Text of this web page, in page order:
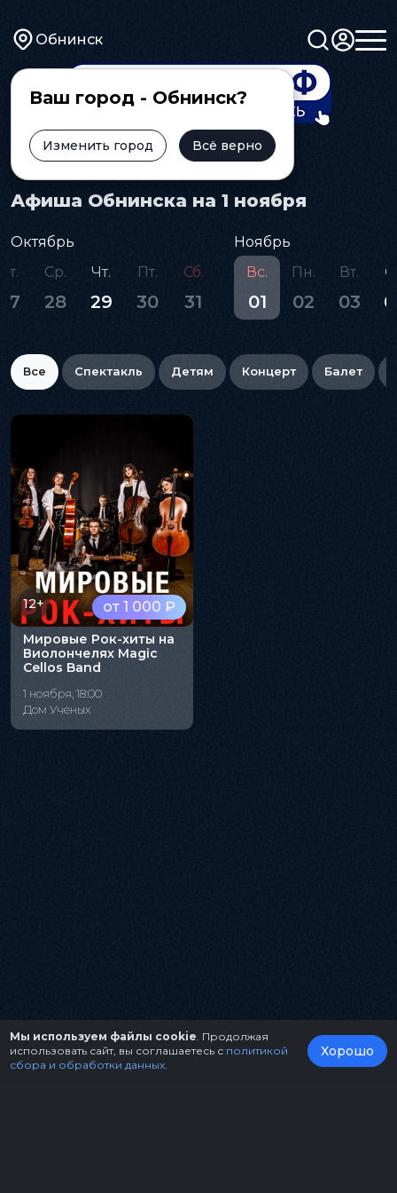
Обнинск
Ваш город - Обнинск?
Изменить город Всё верно
Главная Афиша
Афиша Обнинска на 1 ноября
Октябрь
Вт.
Ср.
28
Чт.
29
Пт.
30
Сб.
31
Ноябрь
Вс.
01
Пн.
02
Вт.
03
Все Спектакль Детям Концерт Балет
от 1 000 ₽
12+
Мировые Рок-хиты на
Виолончелях Magic
Cellos Band
1 ноября, 18:00
Дом Ученых
Мы используем файлы cookie . Продолжая
использовать сайт, вы соглашаетесь с политикой
сбора и обработки данных
Хорошо